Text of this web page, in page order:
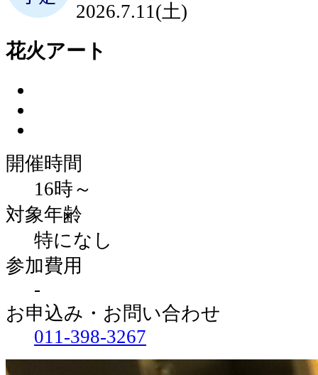
2026.7.11(土)
花火アート
開催時間
16時～
対象年齢
特になし
参加費用
-
お申込み・お問い合わせ
011‐398‐3267